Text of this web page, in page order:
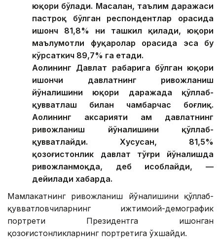
юқори бўлади. Масалан, таълим даражаси
пастроқ бўлган респондентлар орасида
ишонч 81,8% ни ташкил қилади, юқори
маълумотли фуқаролар орасида эса бу
кўрсаткич 89,7% га етади.
Аҳолининг Давлат раҳбарига бўлган юқори
ишончи давлатнинг ривожланиш
йўналишини юқори даражада қўллаб-
қувватлаш билан чамбарчас боғлиқ.
Аҳолининг аксарияти ҳам давлатнинг
ривожланиш йўналишини қўллаб-
қувватлайди. Хусусан, 81,5%
қозоғистонлик давлат тўғри йўналишда
ривожланмоқда, деб ҳисоблайди, —
дейилади хабарда.
Мамлакатнинг ривожланиш йўналишини қўллаб-
қувватловчиларнинг ижтимоий-демографик
портрети Президентга ишонган
қозоғистонликларнинг портретига ўхшайди.